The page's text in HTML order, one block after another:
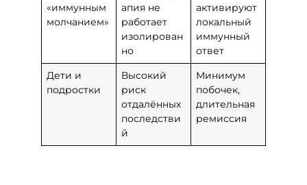
«иммунным
молчанием»
апия не
работает
изолирован
но
активируют
локальный
иммунный
ответ
Дети и
подростки
Высокий
риск
отдалённых
последстви
й
Минимум
побочек,
длительная
ремиссия